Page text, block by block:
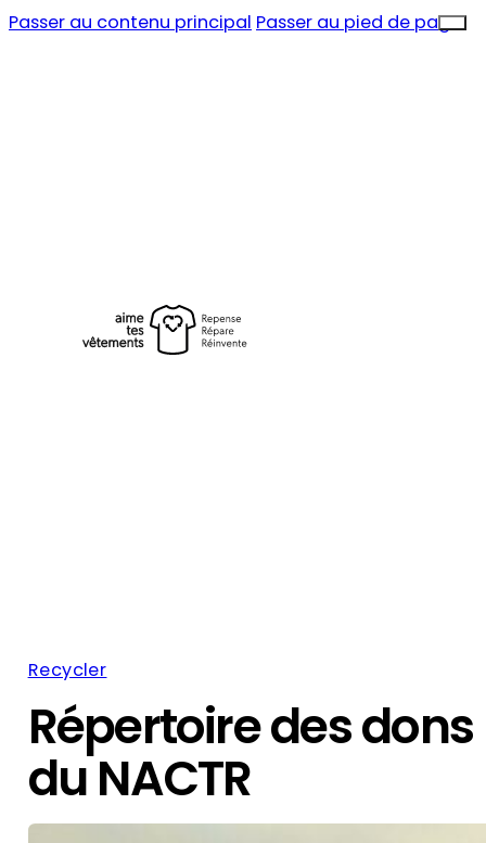
Passer au contenu principal Passer au pied de page
Recycler
Répertoire des dons
du NACTR